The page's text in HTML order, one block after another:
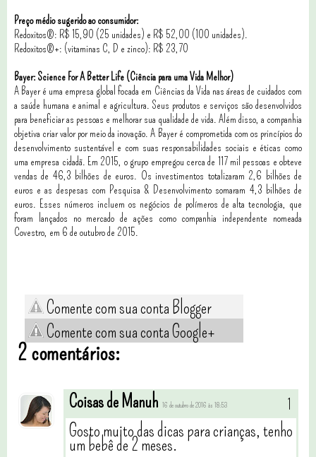
Preço médio sugerido ao consumidor:
Redoxitos®: R$ 15,90 (25 unidades) e R$ 52,00 (100 unidades).
Redoxitos®+: (vitaminas C, D e zinco): R$ 23,70
Bayer: Science For A Better Life (Ciência para uma Vida Melhor)
A Bayer é uma empresa global focada em Ciências da Vida nas áreas de cuidados com
a saúde humana e animal e agricultura. Seus produtos e serviços são desenvolvidos
para beneficiar as pessoas e melhorar sua qualidade de vida. Além disso, a companhia
objetiva criar valor por meio da inovação. A Bayer é comprometida com os princípios do
desenvolvimento sustentável e com suas responsabilidades sociais e éticas como
uma empresa cidadã. Em 2015, o grupo empregou cerca de 117 mil pessoas e obteve
vendas de 46,3 bilhões de euros. Os investimentos totalizaram 2,6 bilhões de
euros e as despesas com Pesquisa & Desenvolvimento somaram 4,3 bilhões de
euros. Esses números incluem os negócios de polímeros de alta tecnologia, que
foram lançados no mercado de ações como companhia independente nomeada
Covestro, em 6 de outubro de 2015.
Comente com sua conta Blogger
Comente com sua conta Google+
2 comentários:
Coisas de Manuh 16 de outubro de 2016 às 18:53
Gosto muito das dicas para crianças, tenho
um bebê de 2 meses.